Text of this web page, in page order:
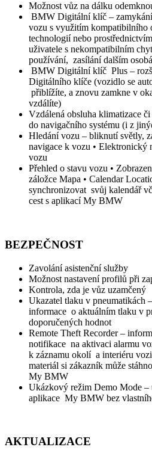
Možnost vůz na dálku
BMW Digitální klíč –
vozu s využitím kompatibilního
technologií nebo
uživatele s nekompatibilním
používání, zasílání dalším
BMW Digitální klíč Plus –
Digitálního klíče (vozidlo se
přiblížíte, a znovu zamkne v
vzdálíte)
Vzdálená obsluha klimatizace
do navigačního systému (i z
Hledání vozu – bliknutí světly,
navigace k vozu • Elektronický
vozu
Přehled o stavu vozu •
záložce Mapa • Calendar
synchronizovat svůj kalendář
cest s aplikací My BMW
BEZPEČNOST
Zavolání asistenční služby
Možnost nastavení profilů při
Kontrola, zda je vůz uzamčený
Ukazatel tlaku v pneumatikách
informace o aktuálním tlaku v
doporučených hodnot
Remote Theft Recorder –
notifikace na aktivaci alarmu
k záznamu okolí a interiéru
materiál si zákazník může
My BMW
Ukázkový režim Demo Mode
aplikace My BMW bez
AKTUALIZACE